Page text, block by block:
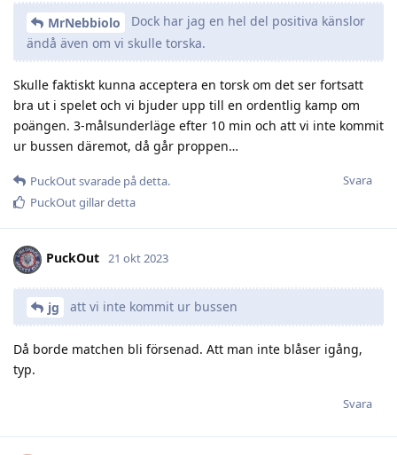
MrNebbiolo
Dock har jag en hel del positiva känslor
ändå även om vi skulle torska.
Skulle faktiskt kunna acceptera en torsk om det ser fortsatt
bra ut i spelet och vi bjuder upp till en ordentlig kamp om
poängen. 3-målsunderläge efter 10 min och att vi inte kommit
ur bussen däremot, då går proppen…
Svara
PuckOutsvarade på detta.
PuckOutgillar detta
PuckOut 21 okt 2023
jg att vi inte kommit ur bussen
Då borde matchen bli försenad. Att man inte blåser igång,
typ.
Svara